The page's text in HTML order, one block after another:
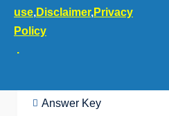
Answer Key
use,Disclaimer,Privacy
Policy
.